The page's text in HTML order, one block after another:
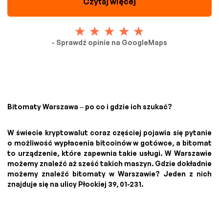
- Sprawdź opinie na GoogleMaps
Bitomaty Warszawa – po co i gdzie ich szukać?
W świecie kryptowalut coraz częściej pojawia się pytanie
o możliwość wypłacenia bitcoinów w gotówce, a bitomat
to urządzenie, które zapewnia takie usługi. W Warszawie
możemy znaleźć aż sześć takich maszyn. Gdzie dokładnie
możemy znaleźć bitomaty w Warszawie? Jeden z nich
znajduje się na ulicy Płockiej 39, 01-231.